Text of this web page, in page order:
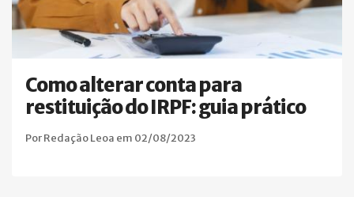
Como alterar conta para
restituição do IRPF: guia prático
Por Redação Leoa em 02/08/2023